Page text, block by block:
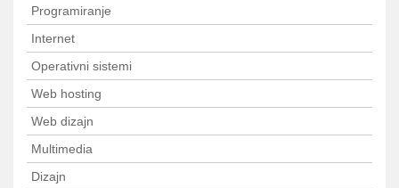
Programiranje
Internet
Operativni sistemi
Web hosting
Web dizajn
Multimedia
Dizajn